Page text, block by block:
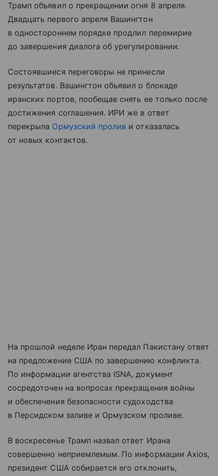
Трамп объявил о прекращении огня 8 апреля.
Двадцать первого апреля Вашингтон
в одностороннем порядке продлил перемирие
до завершения диалога об урегулировании.
Состоявшиеся переговоры не принесли
результатов. Вашингтон объявил о блокаде
иранских портов, пообещав снять ее только после
достижения соглашения. ИРИ же в ответ
перекрыла Ормузский пролив и отказалась
от новых контактов.
На прошлой неделе Иран передал Пакистану ответ
на предложение США по завершению конфликта.
По информации агентства ISNA, документ
сосредоточен на вопросах прекращения войны
и обеспечения безопасности судоходства
в Персидском заливе и Ормузском проливе.
В воскресенье Трамп назвал ответ Ирана
совершенно неприемлемым. По информации Axios,
президент США собирается его отклонить,